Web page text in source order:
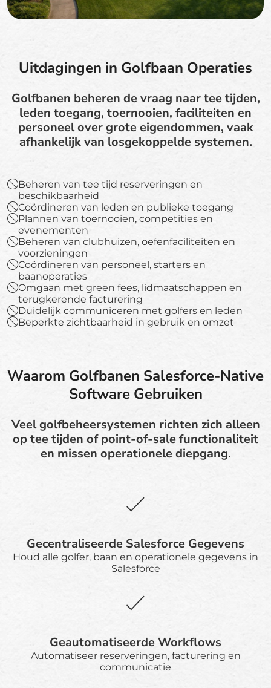
Uitdagingen in Golfbaan Operaties
Golfbanen beheren de vraag naar tee tijden,
leden toegang, toernooien, faciliteiten en
personeel over grote eigendommen, vaak
afhankelijk van losgekoppelde systemen.
Beheren van tee tijd reserveringen en
beschikbaarheid
Coördineren van leden en publieke toegang
Plannen van toernooien, competities en
evenementen
Beheren van clubhuizen, oefenfaciliteiten en
voorzieningen
Coördineren van personeel, starters en
baanoperaties
Omgaan met green fees, lidmaatschappen en
terugkerende facturering
Duidelijk communiceren met golfers en leden
Beperkte zichtbaarheid in gebruik en omzet
Waarom Golfbanen Salesforce-Native
Software Gebruiken
Veel golfbeheersystemen richten zich alleen
op tee tijden of point-of-sale functionaliteit
en missen operationele diepgang.
Gecentraliseerde Salesforce Gegevens
Houd alle golfer, baan en operationele gegevens in
Salesforce
Geautomatiseerde Workflows
Automatiseer reserveringen, facturering en
communicatie